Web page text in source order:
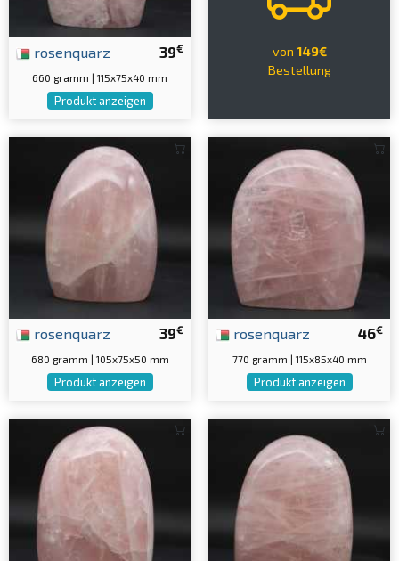
39€
rosenquarz
660 gramm | 115x75x40 mm
Produkt anzeigen
von 149€
Bestellung
39€
rosenquarz
680 gramm | 105x75x50 mm
Produkt anzeigen
46€
rosenquarz
770 gramm | 115x85x40 mm
Produkt anzeigen